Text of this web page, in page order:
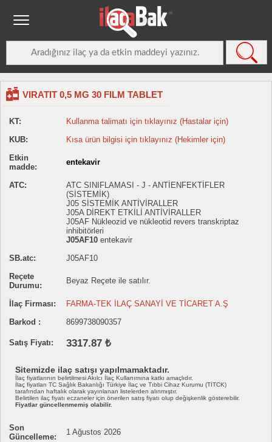
VIRATIT 0,5 MG 30 FILM TABLET
KT:
Kullanma talimatı için tıklayınız (Hastalar için)
KUB:
Kısa ürün bilgisi için tıklayınız (Hekimler için)
Etkin
madde:
entekavir
ATC:
ATC SINIFLAMASI - J - ANTİENFEKTİFLER
(SİSTEMİK)
J05 SİSTEMİK ANTİVİRALLER
J05A DİREKT ETKİLİ ANTİVİRALLER
J05AF Nükleozid ve nükleotid revers transkriptaz
inhibitörleri
J05AF10 entekavir
SB.atc:
J05AF10
Reçete
Durumu:
Beyaz Reçete ile satılır.
İlaç Firması:
FARMA-TEK İLAÇ SANAYİ VE TİCARET A.Ş
Barkod :
8699738090357
Satış Fiyatı: 3317.87 ₺
Sitemizde ilaç satışı yapılmamaktadır.
İlaç fiyatlarının belirtilmesi Akılcı İlaç Kullanımına katkı amaçlıdır.
İlaç fiyatları TC Sağlık Bakanlığı Türkiye İlaç ve Tıbbi Cihaz Kurumu (TİTCK)
tarafından haftalık olarak yayınlanan listelerden alınmıştır.
Belirtilen ilaç fiyatı eczaneler için önerilen satış fiyatı olup değişkenlik gösterebilir.
Fiyatlar güncellenmemiş olabilir.
Son
Güncelleme:
1 Ağustos 2026